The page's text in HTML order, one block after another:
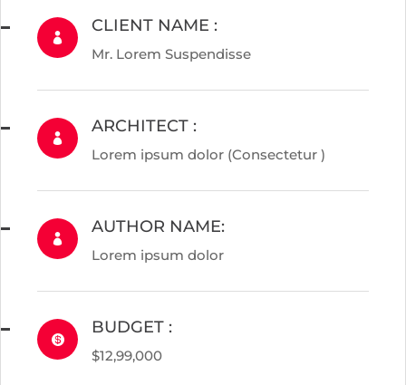

CLIENT NAME :
Mr. Lorem Suspendisse

ARCHITECT :
Lorem ipsum dolor (Consectetur )

AUTHOR NAME:
Lorem ipsum dolor

BUDGET :
$12,99,000